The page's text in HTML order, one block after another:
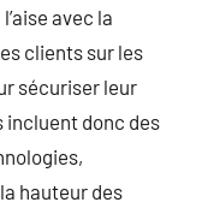
avec la
clients sur les
sécuriser leur
donc des
hauteur des